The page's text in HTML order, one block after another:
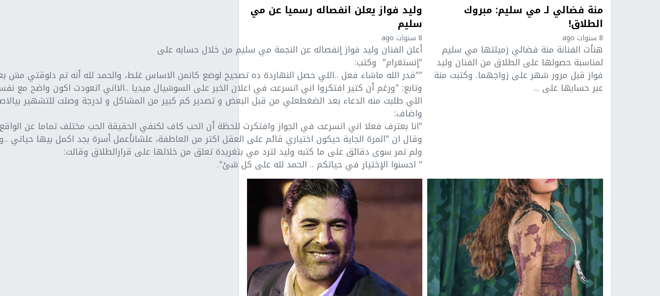
منة فضالي لـ مي سليم: مبروك
الطلاق!
8 سنوات ago
هنأت الفنانة منة فضالي زميلتها مي سليم
لمناسبة حصولها على الطلاق من الفنان وليد
فواز قبل مرور شهر على زواجهما. وكتبت منة
عبر حسابها على ...
وليد فواز يعلن انفصاله رسميا عن مي
سليم
8 سنوات ago
أعلن الفنان وليد فواز إنفصاله عن النجمة مي سليم من خلال حسابه على
"إنستغرام" وكتب:
""قدر الله ماشاء فعل ..اللي حصل النهاردة ده تصحيح لوضع كانمن الاساس غلط، والحمد لله أنه تم دلوقتي مش
وتابع: "ورغم أن كتير افتكروا اني اتسرعت في اعلان الخبر على السوشيال ميديا ..الااني اتعودت اكون واضح مع
اللي طلبت منه الدعاء بعد الضغطعلي من قبل البعض و تصدير كم كبير من المشاكل و لدرجة وصلت للتشهير
واضاف:
"انا بعترف فعلا اني اتسرعت في الجواز وافتكرت للحظة أن الحب كاف لكنفي الحقيقة الحب مختلف تماما عن
وقال ان "المرة الجاية حيكون اختياري قائم على العقل اكتر من العاطفة، علشانأعمل أسرة بجد اكمل بيها حياتي
ولم تمر سوى دقائق على ما كتبه وليد لترد مي بتغريدة تعلق من خلالها على قرارالطلاق وقالت:
" احسنوا الإختيار في حياتكم .. الحمد لله على كل شئ".